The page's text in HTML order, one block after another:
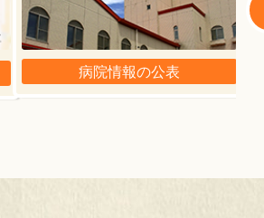
病院情報の公表